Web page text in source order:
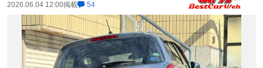
2026.06.04 12:00掲載 54